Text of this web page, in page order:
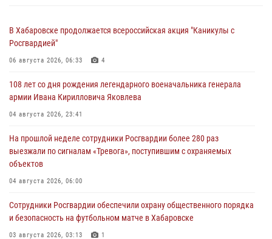
В Хабаровске продолжается всероссийская акция "Каникулы с
Росгвардией"
06 августа 2026, 06:33 4
108 лет со дня рождения легендарного военачальника генерала
армии Ивана Кирилловича Яковлева
04 августа 2026, 23:41
На прошлой неделе сотрудники Росгвардии более 280 раз
выезжали по сигналам «Тревога», поступившим с охраняемых
объектов
04 августа 2026, 06:00
Сотрудники Росгвардии обеспечили охрану общественного порядка
и безопасность на футбольном матче в Хабаровске
03 августа 2026, 03:13 1